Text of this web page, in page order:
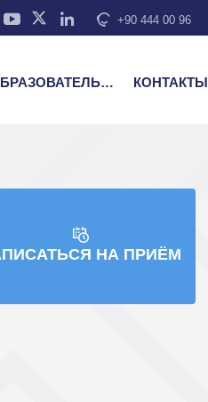
+90 444 00 96
УСЛУГИ КОНТАКТЫ
НА ПРИЁМ